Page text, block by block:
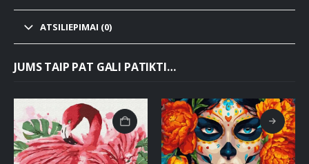
ATSILIEPIMAI (0)
JUMS TAIP PAT GALI PATIKTI…